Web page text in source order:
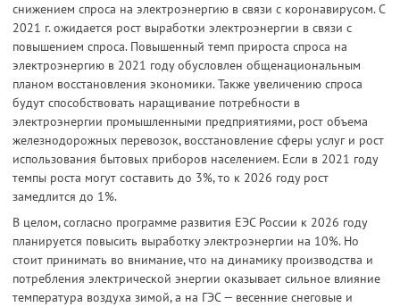
снижением спроса на электроэнергию в связи с коронавирусом. С
2021 г. ожидается рост выработки электроэнергии в связи с
повышением спроса. Повышенный темп прироста спроса на
электроэнергию в 2021 году обусловлен общенациональным
планом восстановления экономики. Также увеличению спроса
будут способствовать наращивание потребности в
электроэнергии промышленными предприятиями, рост объема
железнодорожных перевозок, восстановление сферы услуг и рост
использования бытовых приборов населением. Если в 2021 году
темпы роста могут составить до 3%, то к 2026 году рост
замедлится до 1%.
В целом, согласно программе развития ЕЭС России к 2026 году
планируется повысить выработку электроэнергии на 10%. Но
стоит принимать во внимание, что на динамику производства и
потребления электрической энергии оказывает сильное влияние
температура воздуха зимой, а на ГЭС — весенние снеговые и